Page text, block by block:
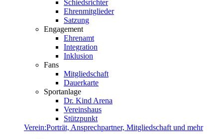
Schiedsrichter
Ehrenmitglieder
Satzung
Engagement
Ehrenamt
Integration
Inklusion
Fans
Mitgliedschaft
Dauerkarte
Sportanlage
Dr. Kind Arena
Vereinshaus
Stützpunkt
Verein:Porträt, Ansprechpartner, Mitgliedschaft und mehr